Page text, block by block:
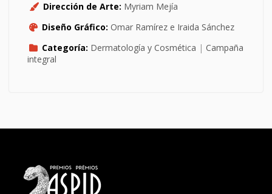
Dirección de Arte: Myriam Mejía
Diseño Gráfico: Omar Ramírez e Iraida Sánchez
Categoría: Dermatología y Cosmética | Campaña
integral